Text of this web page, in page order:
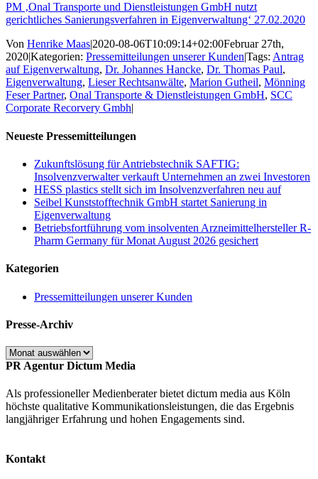
PM ‚Onal Transporte und Dienstleistungen GmbH nutzt
gerichtliches Sanierungsverfahren in Eigenverwaltung‘ 27.02.2020
Von Henrike Maas|2020-08-06T10:09:14+02:00Februar 27th,
2020|Kategorien: Pressemitteilungen unserer Kunden|Tags: Antrag
auf Eigenverwaltung, Dr. Johannes Hancke, Dr. Thomas Paul,
Eigenverwaltung, Lieser Rechtsanwälte, Marion Gutheil, Mönning
Feser Partner, Onal Transporte & Dienstleistungen GmbH, SCC
Corporate Recorvery Gmbh|
Neueste Pressemitteilungen
Zukunftslösung für Antriebstechnik SAFTIG:
Insolvenzverwalter verkauft Unternehmen an zwei Investoren
HESS plastics stellt sich im Insolvenzverfahren neu auf
Seibel Kunststofftechnik GmbH startet Sanierung in
Eigenverwaltung
Betriebsfortführung vom insolventen Arzneimittelhersteller R-
Pharm Germany für Monat August 2026 gesichert
Kategorien
Pressemitteilungen unserer Kunden
Presse-Archiv
Presse-
Archiv
PR Agentur Dictum Media
Als professioneller Medienberater bietet dictum media aus Köln
höchste qualitative Kommunikationsleistungen, die das Ergebnis
langjähriger Erfahrung und hohen Engagements sind.
Kontakt